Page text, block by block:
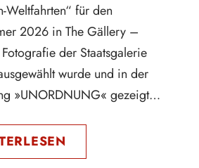
Weltfahrten“ für den
2026 in The Gällery –
der Staatsgalerie
wurde und in der
»UNORDNUNG« gezeigt…